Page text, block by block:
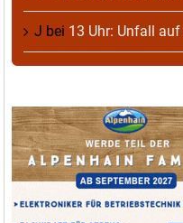
J bei 13 Uhr: Unfall